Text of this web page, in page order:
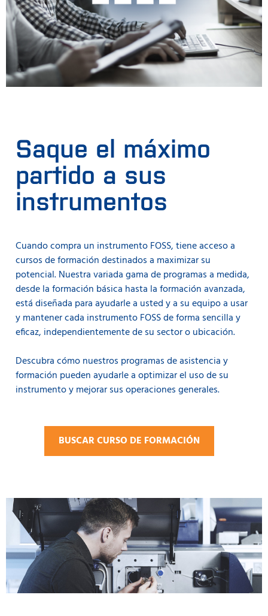
Saque el máximo
partido a sus
instrumentos
Cuando compra un instrumento FOSS, tiene acceso a
cursos de formación destinados a maximizar su
potencial. Nuestra variada gama de programas a medida,
desde la formación básica hasta la formación avanzada,
está diseñada para ayudarle a usted y a su equipo a usar
y mantener cada instrumento FOSS de forma sencilla y
eficaz, independientemente de su sector o ubicación.
Descubra cómo nuestros programas de asistencia y
formación pueden ayudarle a optimizar el uso de su
instrumento y mejorar sus operaciones generales.
BUSCAR CURSO DE FORMACIÓN